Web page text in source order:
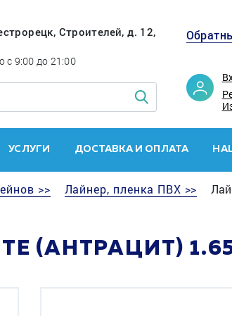
Строителей, д. 12,
с 9:00 до 21:00
УСЛУГИ ДОСТАВКА И ОПЛАТА
>> Лайнер, пленка ПВХ >>
(АНТРАЦИТ)